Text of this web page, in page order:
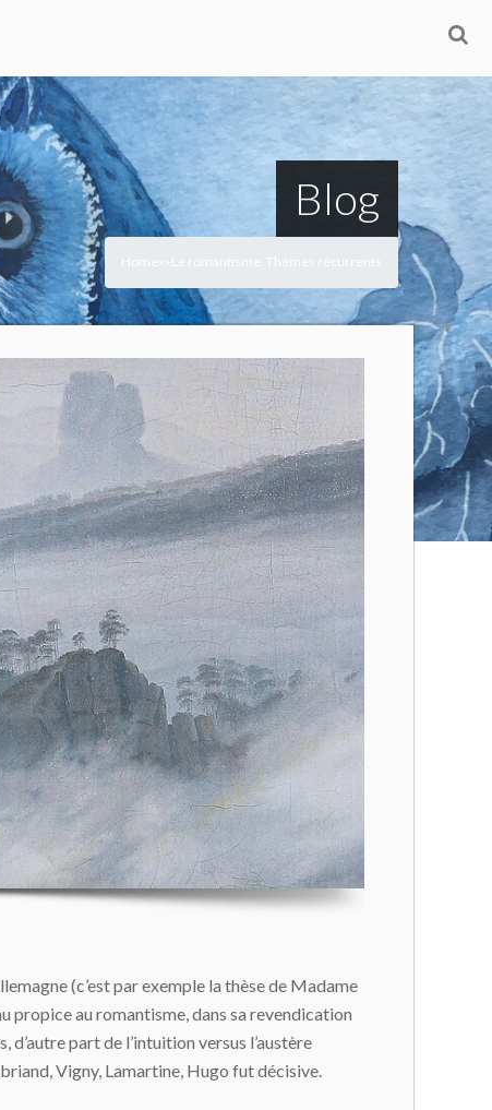
Blog
(c’est par exemple la thèse de Madame
propice au romantisme, dans sa revendication
d’autre part de l’intuition versus l’austère
Vigny, Lamartine, Hugo fut décisive.